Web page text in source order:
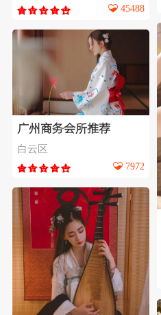
45488
广州商务会所推荐
白云区
7972